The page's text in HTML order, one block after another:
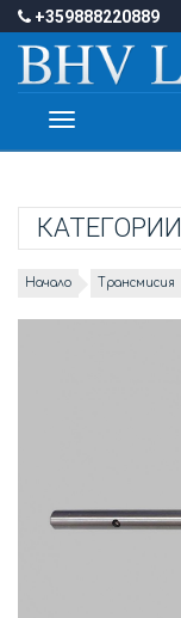
+359888220889
Toggle
КАТЕГОРИИ
Начало Трансмисия